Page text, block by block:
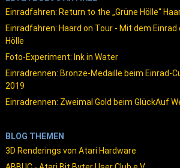
Einradfahren: Return to the „Grüne Hölle“
Einradfahren: Haard on Tour - Mit dem Einrad
Hölle
Foto-Experiment: Ink in Water
Einradrennen: Bronze-Medaille beim Einrad-
2019
Einradrennen: Zweimal Gold beim GlückAuf
BLOG THEMEN
3D Renderings von Atari Hardware